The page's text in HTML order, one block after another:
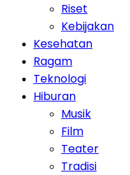
Riset
Kebijakan
Kesehatan
Ragam
Teknologi
Hiburan
Musik
Film
Teater
Tradisi